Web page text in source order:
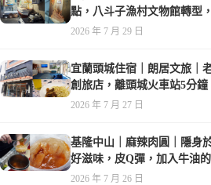
點，八斗子漁村文物館轉型
值得走訪
2026 年 7 月 29 日
宜蘭頭城住宿｜朗居文旅｜
創旅店，離頭城火車站5分
夜，親子遊戲空間
2026 年 7 月 27 日
基隆中山｜麻辣肉圓｜隱身
好滋味，皮Q彈，加入牛油
2026 年 7 月 26 日